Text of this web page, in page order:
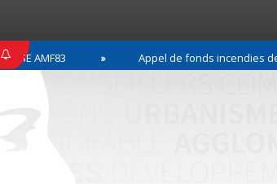
Appel de fonds incendies de forêt